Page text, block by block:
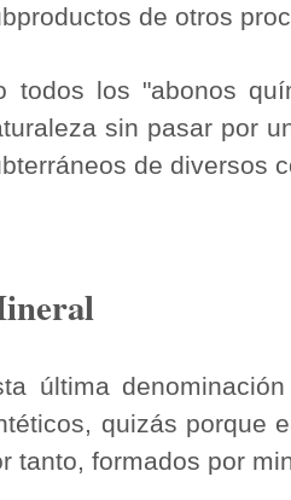
de otros
todos los "abonos
sin pasar por
de diversos
última
quizás porque
tanto, formados por